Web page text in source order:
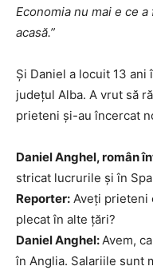
Economia nu mai e ce
acasă.”
Și Daniel a locuit 13 ani
județul Alba. A vrut să
prieteni și-au încercat
Daniel Anghel, român
stricat lucrurile și în
Reporter: Aveți prieteni
plecat în alte țări?
Daniel Anghel:Avem,
în Anglia. Salariile sunt